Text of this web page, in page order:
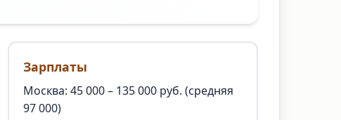
Зарплаты
Москва: 45 000 – 135 000 руб. (средняя
97 000)